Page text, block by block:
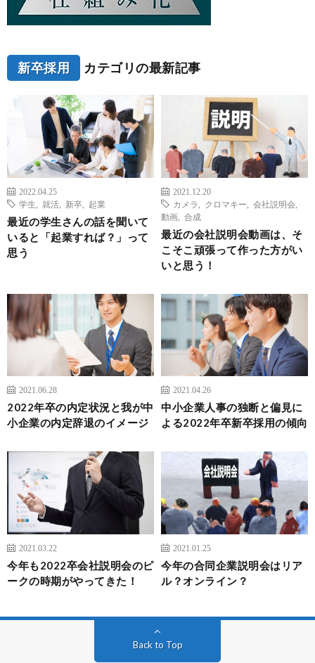
新卒採用 カテゴリの最新記事
2022.04.25
学生
就活 新卒 起業
最近の学生さんの話を聞いて
いると「起業すれば？」って
思う
2021.12.20
カメラ
クロマキー 会社説明会
動画
合成
最近の会社説明会動画は、そ
こそこ頑張って作った方がい
いと思う！
2021.06.28
2022年卒の内定状況と我が中
小企業の内定辞退のイメージ
2021.04.26
中小企業人事の独断と偏見に
よる2022年卒新卒採用の傾向
2021.03.22
今年も2022卒会社説明会のピ
ークの時期がやってきた！
2021.01.25
今年の合同企業説明会はリア
ル？オンライン？
Back to Top